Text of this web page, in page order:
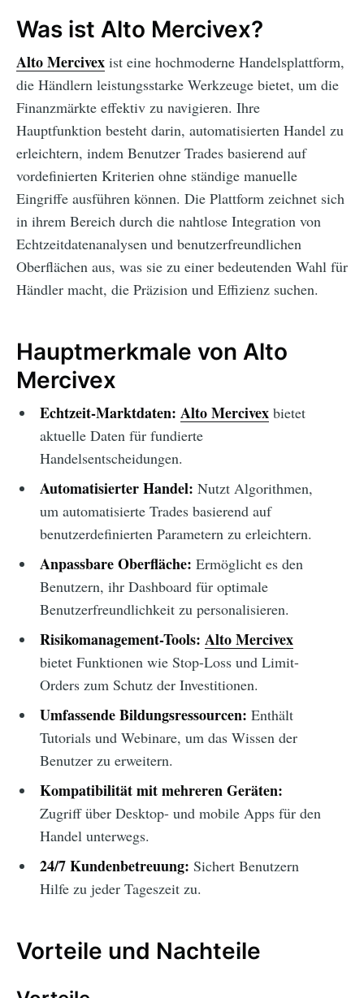
Was ist Alto Mercivex?
Alto Mercivex ist eine hochmoderne Handelsplattform,
die Händlern leistungsstarke Werkzeuge bietet, um die
Finanzmärkte effektiv zu navigieren. Ihre
Hauptfunktion besteht darin, automatisierten Handel zu
erleichtern, indem Benutzer Trades basierend auf
vordefinierten Kriterien ohne ständige manuelle
Eingriffe ausführen können. Die Plattform zeichnet sich
in ihrem Bereich durch die nahtlose Integration von
Echtzeitdatenanalysen und benutzerfreundlichen
Oberflächen aus, was sie zu einer bedeutenden Wahl für
Händler macht, die Präzision und Effizienz suchen.
Hauptmerkmale von Alto
Mercivex
Echtzeit-Marktdaten: Alto Mercivexbietet
aktuelle Daten für fundierte
Handelsentscheidungen.
Automatisierter Handel: Nutzt Algorithmen,
um automatisierte Trades basierend auf
benutzerdefinierten Parametern zu erleichtern.
Anpassbare Oberfläche: Ermöglicht es den
Benutzern, ihr Dashboard für optimale
Benutzerfreundlichkeit zu personalisieren.
Risikomanagement-Tools: Alto Mercivex
bietet Funktionen wie Stop-Loss und Limit-
Orders zum Schutz der Investitionen.
Umfassende Bildungsressourcen: Enthält
Tutorials und Webinare, um das Wissen der
Benutzer zu erweitern.
Kompatibilität mit mehreren Geräten:
Zugriff über Desktop- und mobile Apps für den
Handel unterwegs.
24/7 Kundenbetreuung: Sichert Benutzern
Hilfe zu jeder Tageszeit zu.
Vorteile und Nachteile